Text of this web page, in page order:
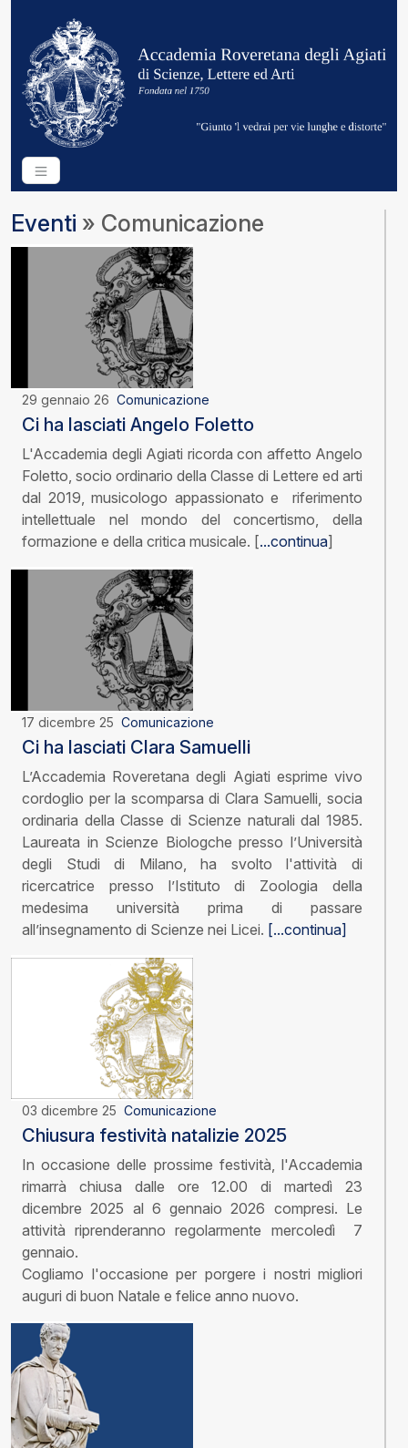
Eventi » Comunicazione
29 gennaio 26 Comunicazione
Ci ha lasciati Angelo Foletto
L'Accademia degli Agiati ricorda con affetto Angelo
Foletto, socio ordinario della Classe di Lettere ed arti
dal 2019, musicologo appassionato e riferimento
intellettuale nel mondo del concertismo, della
formazione e della critica musicale. [...continua]
17 dicembre 25 Comunicazione
Ci ha lasciati Clara Samuelli
L’Accademia Roveretana degli Agiati esprime vivo
cordoglio per la scomparsa di Clara Samuelli, socia
ordinaria della Classe di Scienze naturali dal 1985.
Laureata in Scienze Biologche presso l’Università
degli Studi di Milano, ha svolto l'attività di
ricercatrice presso l’Istituto di Zoologia della
medesima università prima di passare
all’insegnamento di Scienze nei Licei. [...continua]
03 dicembre 25 Comunicazione
Chiusura festività natalizie 2025
In occasione delle prossime festività, l'Accademia
rimarrà chiusa dalle ore 12.00 di martedì 23
dicembre 2025 al 6 gennaio 2026 compresi. Le
attività riprenderanno regolarmente mercoledì 7
gennaio.
Cogliamo l'occasione per porgere i nostri migliori
auguri di buon Natale e felice anno nuovo.